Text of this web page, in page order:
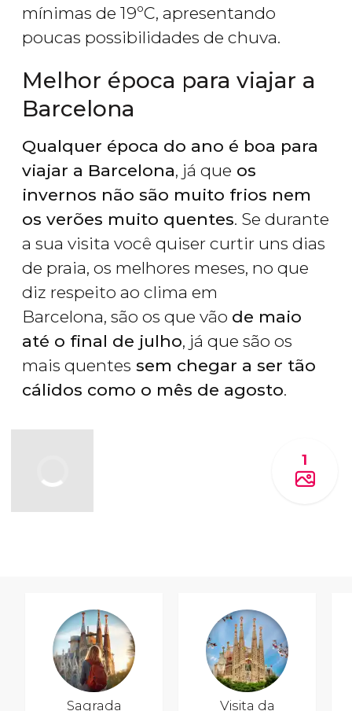
mínimas de 19ºC, apresentando
poucas possibilidades de chuva.
Melhor época para viajar a
Barcelona
Qualquer época do ano é boa para
viajar a Barcelona, já que os
invernos não são muito frios nem
os verões muito quentes. Se durante
a sua visita você quiser curtir uns dias
de praia, os melhores meses, no que
diz respeito ao clima em
Barcelona, são os que vão de maio
até o final de julho, já que são os
mais quentes sem chegar a ser tão
cálidos como o mês de agosto.
1
Sagrada Visita da